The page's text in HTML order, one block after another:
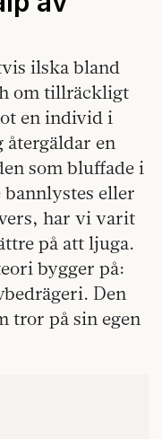
ilska bland
om tillräckligt
en individ i
en
som bluffade i
eller
har vi varit
på att ljuga.
bygger på:
Den
tror på sin egen